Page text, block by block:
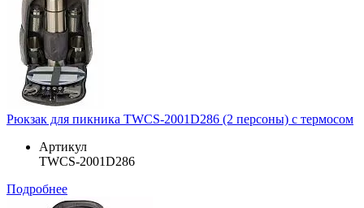
Рюкзак для пикника TWCS-2001D286 (2 персоны) с термосом
Артикул
TWCS-2001D286
Подробнее